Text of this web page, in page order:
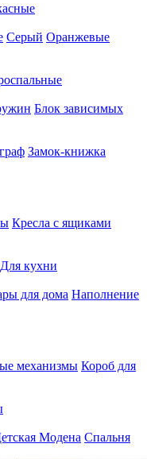
Серый Оранжевые
Блок зависимых
Замок-книжка
Кресла с ящиками
Для кухни
для дома Наполнение
механизмы Короб для
Модена Спальня